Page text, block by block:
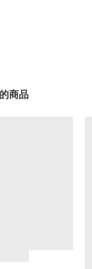
商品